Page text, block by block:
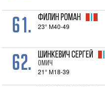
61. ФИЛИН Роман
23° М40-49
62. ШИНКЕВИЧ Сергей
Омич
21° М18-39